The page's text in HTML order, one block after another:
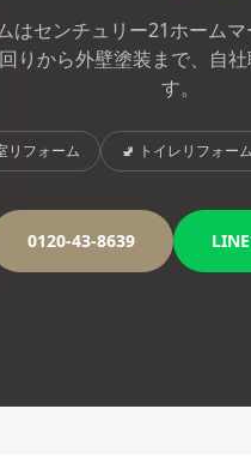
はセンチュリー21ホーム
りから外壁塗装まで、自
す。
リフォーム 🚽 トイレリフォーム
0120-43-8639